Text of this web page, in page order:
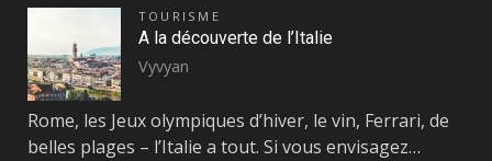
TOURISME
A la découverte de l’Italie
Vyvyan
Rome, les Jeux olympiques d’hiver, le vin, Ferrari, de
belles plages – l’Italie a tout. Si vous envisagez…